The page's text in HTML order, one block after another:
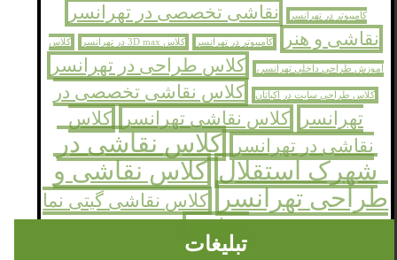
کامپیوتر در تهرانسر
نقاشی تخصصی در تهرانسر
نقاشی و هنر
کامپیوتر در تهرانسر کلاس 3D max در تهرانسر کلاس
اموزش طراحی داخلی تهرانسر، کلاس طراحی در تهرانسر
کلاس طراحی سایت در اکباتان
کلاس نقاشی تخصصی در
تهرانسر
کلاس نقاشی تهرانسر
کلاس
نقاشی در تهرانسر
کلاس نقاشی در
شهرک استقلال کلاس نقاشی و
طراحی تهرانسر کلاس نقاشی گیتی نما
تهرانسر
تبلیغات